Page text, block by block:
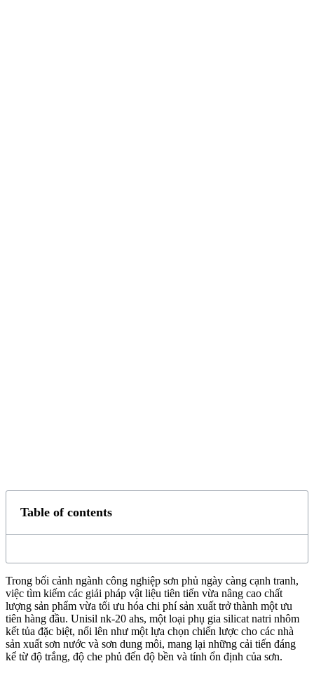
Table of contents
Trong bối cảnh ngành công nghiệp sơn phủ ngày càng cạnh tranh,
việc tìm kiếm các giải pháp vật liệu tiên tiến vừa nâng cao chất
lượng sản phẩm vừa tối ưu hóa chi phí sản xuất trở thành một ưu
tiên hàng đầu. Unisil nk-20 ahs, một loại phụ gia silicat natri nhôm
kết tủa đặc biệt, nổi lên như một lựa chọn chiến lược cho các nhà
sản xuất sơn nước và sơn dung môi, mang lại những cải tiến đáng
kể từ độ trắng, độ che phủ đến độ bền và tính ổn định của sơn.